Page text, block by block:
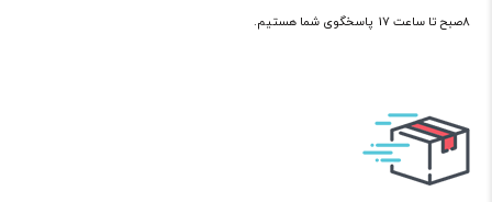
8صبح تا ساعت 17 پاسخگوی شما هستیم.